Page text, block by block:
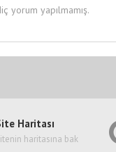
yorum yapılmamış.
Haritası
haritasına bak